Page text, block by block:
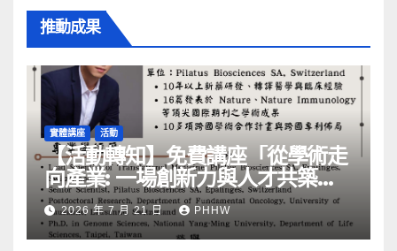
推動成果
實體講座 活動
【活動轉知】免費講座「從學術走
向產業: ⼀場創新力與⼈才共築的
旅程」
2026 年 7 月 21 日 PHHW